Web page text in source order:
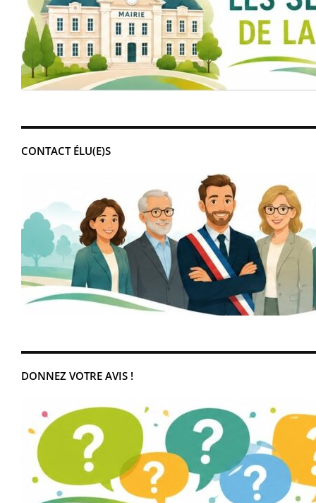
CONTACT ÉLU(E)S
DONNEZ VOTRE AVIS !